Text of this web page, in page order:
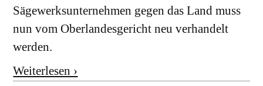
Sägewerksunternehmen gegen das Land muss
nun vom Oberlandesgericht neu verhandelt
werden.
Weiterlesen ›